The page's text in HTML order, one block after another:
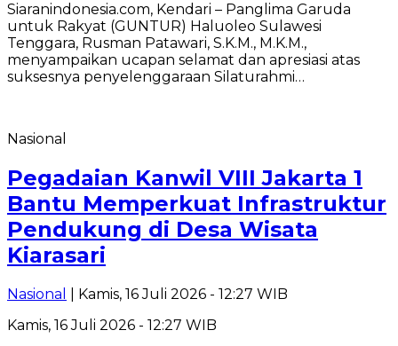
Siaranindonesia.com, Kendari – Panglima Garuda
untuk Rakyat (GUNTUR) Haluoleo Sulawesi
Tenggara, Rusman Patawari, S.K.M., M.K.M.,
menyampaikan ucapan selamat dan apresiasi atas
suksesnya penyelenggaraan Silaturahmi…
Nasional
Pegadaian Kanwil VIII Jakarta 1
Bantu Memperkuat Infrastruktur
Pendukung di Desa Wisata
Kiarasari
Nasional
| Kamis, 16 Juli 2026 - 12:27 WIB
Kamis, 16 Juli 2026 - 12:27 WIB